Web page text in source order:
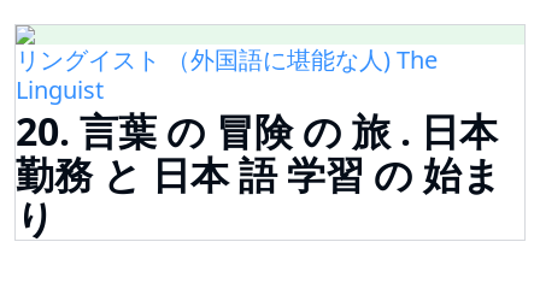
リングイスト （外国語に堪能な人) The
Linguist
20. 言葉 の 冒険 の 旅 . 日本
勤務 と 日本 語 学習 の 始ま
り